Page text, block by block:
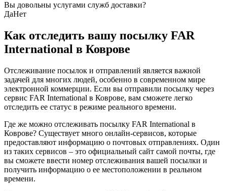
Вы довольны услугами служб доставки?
ДаНет
Как отследить вашу посылку FAR
International в Коврове
Отслеживание посылок и отправлений является важной
задачей для многих людей, особенно в современном мире
электронной коммерции. Если вы отправили посылку через
сервис FAR International в Коврове, вам сможете легко
отследить ее статус в режиме реального времени.
Где же можно отслеживать посылку FAR International в
Коврове? Существует много онлайн-сервисов, которые
предоставляют информацию о почтовых отправлениях. Один
из таких сервисов – это официальный сайт самой почты, где
вы сможете ввести номер отслеживания вашей посылки и
получить информацию о ее местоположении в реальном
времени.